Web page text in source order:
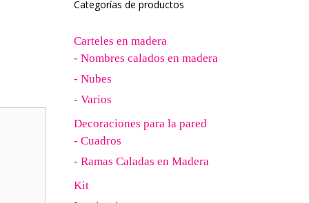
Categorías de productos
Carteles en madera
- Nombres calados en madera
- Nubes
- Varios
Decoraciones para la pared
- Cuadros
- Ramas Caladas en Madera
Kit